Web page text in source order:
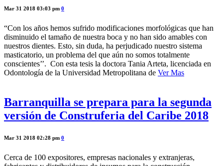
Mar 31 2018 03:03 pm 0
“Con los años hemos sufrido modificaciones morfológicas que han
disminuido el tamaño de nuestra boca y no han sido amables con
nuestros dientes. Esto, sin duda, ha perjudicado nuestro sistema
masticatorio, un problema del que aún no somos totalmente
conscientes’’. Con esta tesis la doctora Tania Arteta, licenciada en
Odontología de la Universidad Metropolitana de Ver Mas
Barranquilla se prepara para la segunda
versión de Construferia del Caribe 2018
Mar 31 2018 02:28 pm 0
Cerca de 100 expositores, empresas nacionales y extranjeras,